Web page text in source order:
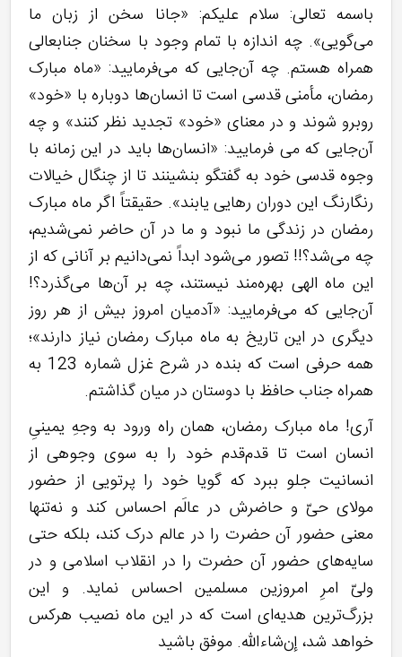
باسمه تعالی: سلام علیکم: «جانا سخن از زبان ما
می‌گویی». چه اندازه با تمام وجود با سخنان جنابعالی
همراه هستم. چه آن‌جایی که می‌فرمایید: «ماه مبارک
رمضان، مأمنی قدسی است تا انسان‌ها دوباره با «خود»
روبرو شوند و در معنای «خود» تجدید نظر کنند» و چه
آن‌جایی که می‌ فرمایید: «انسان‌ها باید در این زمانه با
وجوه قدسی خود به گفتگو بنشینند تا از چنگال خیالات
رنگارنگ این دوران رهایی یابند». حقیقتاً اگر ماه مبارک
رمضان در زندگی ما نبود و ما در آن حاضر نمی‌شدیم،
چه می‌شد؟!! تصور می‌شود ابداً نمی‌دانیم بر آنانی که از
این ماه الهی بهره‌مند نیستند، چه بر آن‌ها می‌گذرد؟!
آن‌جایی که می‌فرمایید: «آدمیان امروز بیش از هر روز
دیگری در این تاریخ به ماه مبارک رمضان نیاز دارند»؛
همه حرفی است که بنده در شرح غزل شماره 123 به
همراه جناب حافظ با دوستان در میان گذاشتم.
آری! ماه مبارک رمضان، همان راه ورود به وجهِ یمینیِ
انسان است تا قدم‌قدم خود را به سوی وجوهی از
انسانیت جلو ببرد که گویا خود را پرتویی از حضور
مولای حیّ و حاضرش در عالَم احساس کند و نه‌تنها
معنی حضور آن حضرت را در عالم درک کند، بلکه حتی
سایه‌های حضور آن حضرت را در انقلاب اسلامی و در
ولیّ امرِ امروزین مسلمین احساس نماید. و این
بزرگ‌ترین هدیه‌ای است که در این ماه نصیب هرکس
خواهد شد، إن‌شاءالله. موفق باشید